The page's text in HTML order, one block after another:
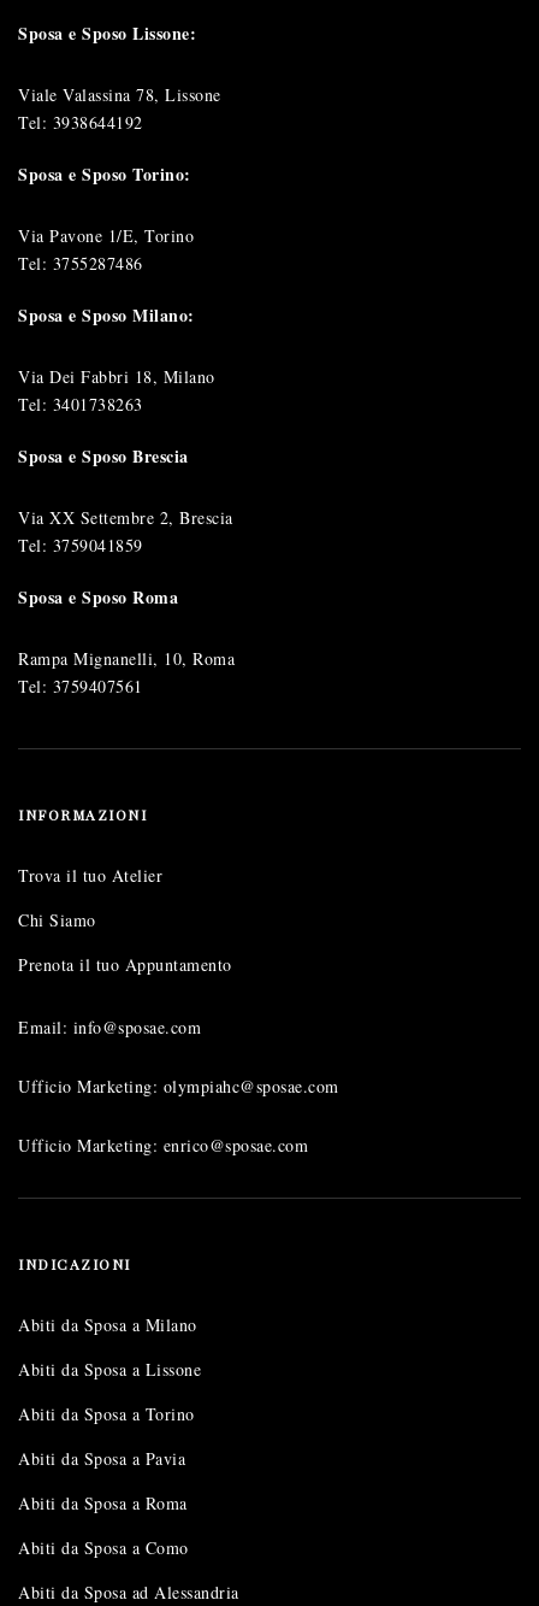
Sposa e Sposo Lissone:
Viale Valassina 78, Lissone
Tel: 3938644192
Sposa e Sposo Torino:
Via Pavone 1/E, Torino
Tel: 3755287486
Sposa e Sposo Milano:
Via Dei Fabbri 18, Milano
Tel: 3401738263
Sposa e Sposo Brescia
Via XX Settembre 2, Brescia
Tel: 3759041859
Sposa e Sposo Roma
Rampa Mignanelli, 10, Roma
Tel: 3759407561
INFORMAZIONI
Trova il tuo Atelier
Chi Siamo
Prenota il tuo Appuntamento
Email: info@sposae.com
Ufficio Marketing: olympiahc@sposae.com
Ufficio Marketing: enrico@sposae.com
INDICAZIONI
Abiti da Sposa a Milano
Abiti da Sposa a Lissone
Abiti da Sposa a Torino
Abiti da Sposa a Pavia
Abiti da Sposa a Roma
Abiti da Sposa a Como
Abiti da Sposa ad Alessandria